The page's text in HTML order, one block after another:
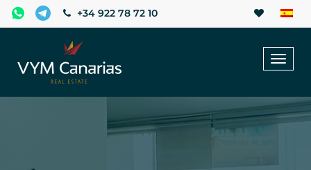
+34 922 78 72 10